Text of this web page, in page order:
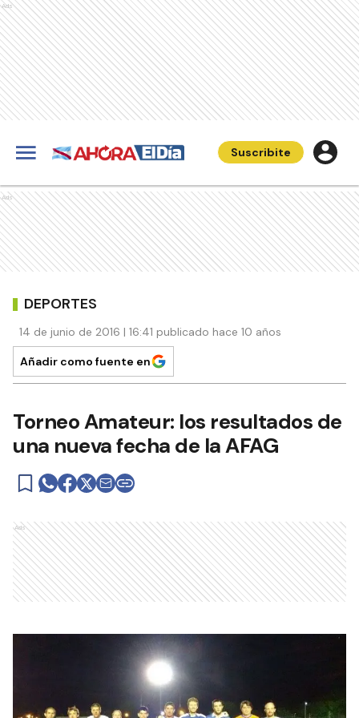
Ads
Suscribite
Ads
DEPORTES
14 de junio de 2016 | 16:41 publicado hace 10 años
Añadir como fuente en
Torneo Amateur: los resultados de
una nueva fecha de la AFAG
Ads